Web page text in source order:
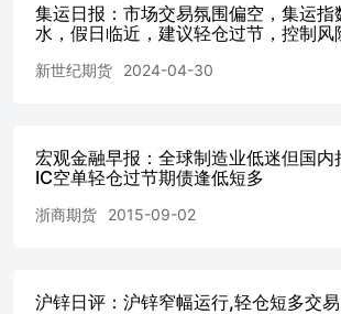
集运日报：市场交易氛围偏空，集运指
水，假日临近，建议轻仓过节，控制
新世纪期货 2024-04-30
宏观金融早报：全球制造业低迷但国内
IC空单轻仓过节期债逢低短多
浙商期货 2015-09-02
沪锌日评：沪锌窄幅运行,轻仓短多交易